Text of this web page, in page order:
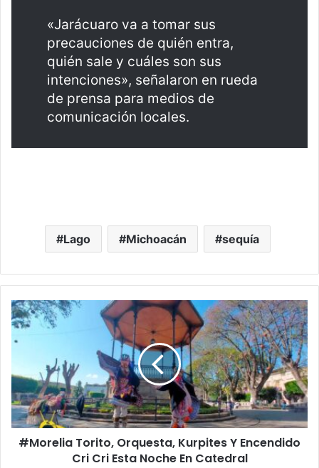
«Jarácuaro va a tomar sus
precauciones de quién entra,
quién sale y cuáles son sus
intenciones», señalaron en rueda
de prensa para medios de
comunicación locales.
Lago Michoacán sequía
#Morelia
Torito,
Encendido
Cri
Cri
Esta
Noche
#Morelia Torito, Orquesta, Kurpites Y Encendido
Cri Cri Esta Noche En Catedral